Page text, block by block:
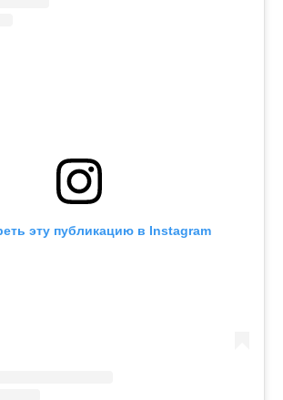
эту публикацию в Instagram